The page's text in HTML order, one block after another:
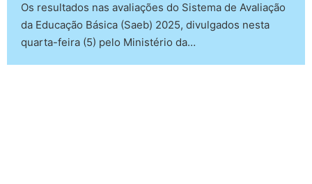
Os resultados nas avaliações do Sistema de Avaliação
da Educação Básica (Saeb) 2025, divulgados nesta
quarta-feira (5) pelo Ministério da…